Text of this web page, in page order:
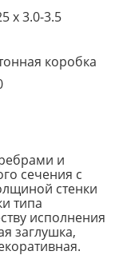
x 3.0-3.5
коробка
и
сечения с
стенки
типа
исполнения
заглушка,